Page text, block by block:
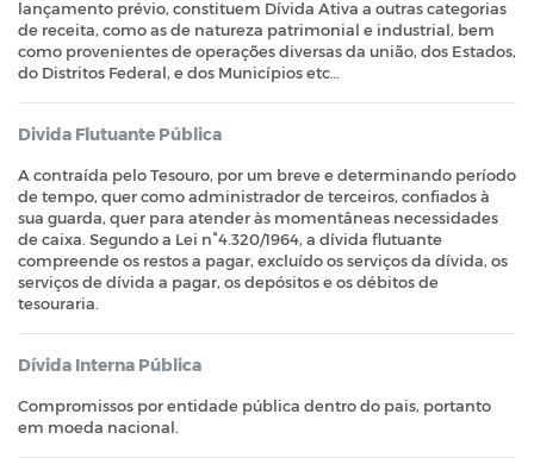
lançamento prévio, constituem Dívida Ativa a outras categorias
de receita, como as de natureza patrimonial e industrial, bem
como provenientes de operações diversas da união, dos Estados,
do Distritos Federal, e dos Municípios etc…
Divida Flutuante Pública
A contraída pelo Tesouro, por um breve e determinando período
de tempo, quer como administrador de terceiros, confiados à
sua guarda, quer para atender às momentâneas necessidades
de caixa. Segundo a Lei n°4.320/1964, a dívida flutuante
compreende os restos a pagar, excluído os serviços da dívida, os
serviços de dívida a pagar, os depósitos e os débitos de
tesouraria.
Dívida Interna Pública
Compromissos por entidade pública dentro do pais, portanto
em moeda nacional.